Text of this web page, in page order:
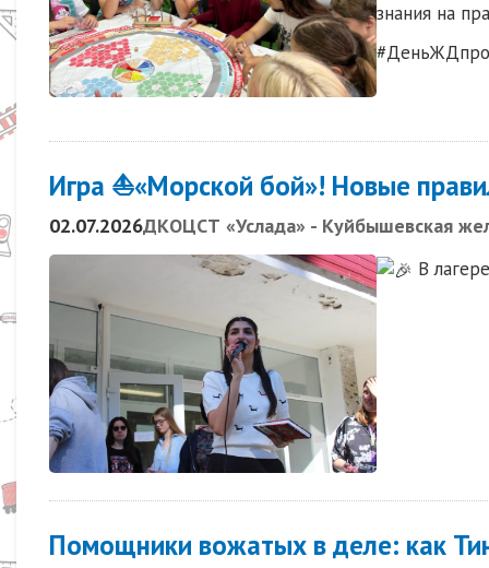
знания на
Игра ⛵«Морской бой»! Новые
02.07.2026ДКОЦСТ «Услада» - Куйбышевская
В
Помощники вожатых в деле: как